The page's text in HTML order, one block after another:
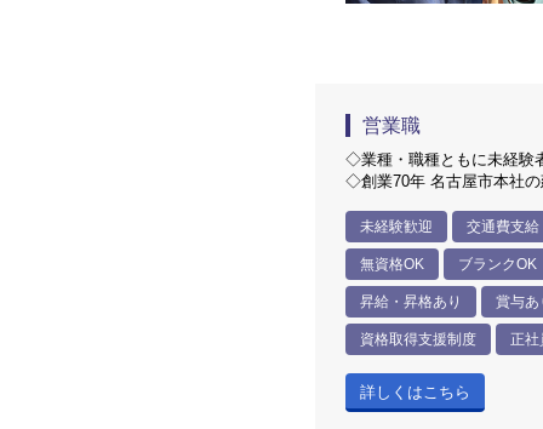
営業職
◇業種・職種ともに未経
◇創業70年 名古屋市本社の
未経験歓迎 交通費支給
無資格OK ブランクOK
昇給・昇格あり 賞与あ
資格取得支援制度 正社
詳しくはこちら